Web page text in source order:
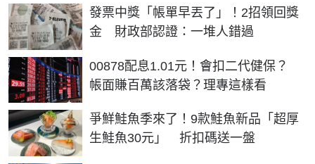
發票中獎「帳單早丟了」！2招領回獎
金 財政部認證：一堆人錯過
00878配息1.01元！會扣二代健保？
帳面賺百萬該落袋？理專這樣看
爭鮮鮭魚季來了！9款鮭魚新品「超厚
生鮭魚30元」 折扣碼送一盤